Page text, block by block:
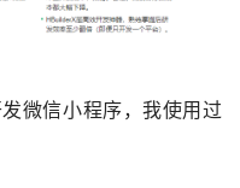
微信小程序，我使用过